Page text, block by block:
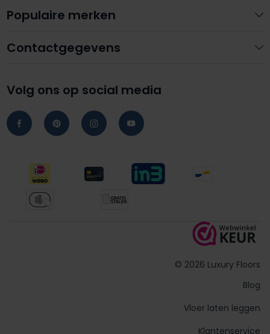
Contactgegevens
Volg ons op social media
Populaire merken
© 2026 Luxury Floors
Blog
Vloer laten leggen
Klantenservice